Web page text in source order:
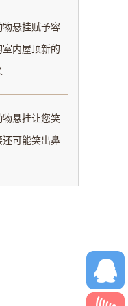
物悬挂赋予容
内屋顶新的
物悬挂让您笑
还可能笑出鼻